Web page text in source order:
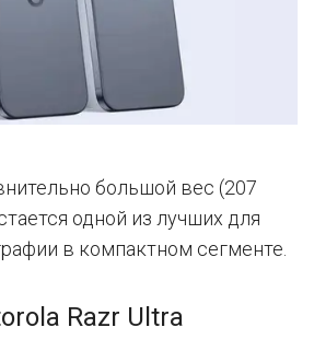
большой вес (207
одной из лучших для
в компактном сегменте.
Razr Ultra